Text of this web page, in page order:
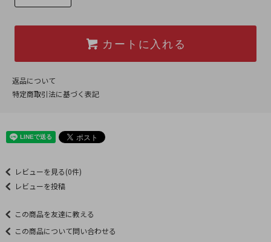
カートに入れる
返品について
特定商取引法に基づく表記
レビューを見る(0件)
レビューを投稿
この商品を友達に教える
この商品について問い合わせる